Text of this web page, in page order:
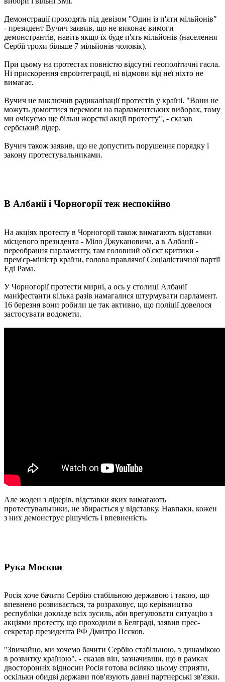
Демонстрації проходять під девізом "Один із п'яти мільйонів"
- президент Вучич заявив, що не виконає вимоги
демонстрантів, навіть якщо їх буде п'ять мільйонів (населення
Сербії трохи більше 7 мільйонів чоловік).
При цьому на протестах повністю відсутні геополітичні гасла.
Ні прискорення євроінтеграції, ні відмови від неї ніхто не
вимагає.
Вучич не виключив радикалізації протестів у країні. "Вони не
можуть домогтися перемоги на парламентських виборах, тому
ми очікуємо ще більш жорсткі акції протесту", - сказав
сербський лідер.
Вучич також заявив, що не допустить порушення порядку і
закону протестувальниками.
В Албанії і Чорногорії теж неспокійно
На акціях протесту в Чорногорії також вимагають відставки
місцевого президента - Міло Джукановича, а в Албанії -
переобрання парламенту, там головний об'єкт критики -
прем'єр-міністр країни, голова правлячої Соціалістичної партії
Еді Рама.
У Чорногорії протести мирні, а ось у столиці Албанії
маніфестанти кілька разів намагалися штурмувати парламент.
16 березня вони робили це так активно, що поліції довелося
застосувати водомети.
Але жоден з лідерів, відставки яких вимагають
протестувальники, не збирається у відставку. Навпаки, кожен
з них демонструє рішучість і впевненість.
Рука Москви
Росія хоче бачити Сербію стабільною державою і такою, що
впевнено розвивається, та розраховує, що керівництво
республіки докладе всіх зусиль, аби врегулювати ситуацію з
акціями протесту, що проходили в Белграді, заявив прес-
секретар президента РФ Дмитро Пєсков.
"Звичайно, ми хочемо бачити Сербію стабільною, з динамікою
в розвитку країною", - сказав він, зазначивши, що в рамках
двосторонніх відносин Росія готова всіляко цьому сприяти,
оскільки обидві держави пов'язують давні партнерські зв'язки.